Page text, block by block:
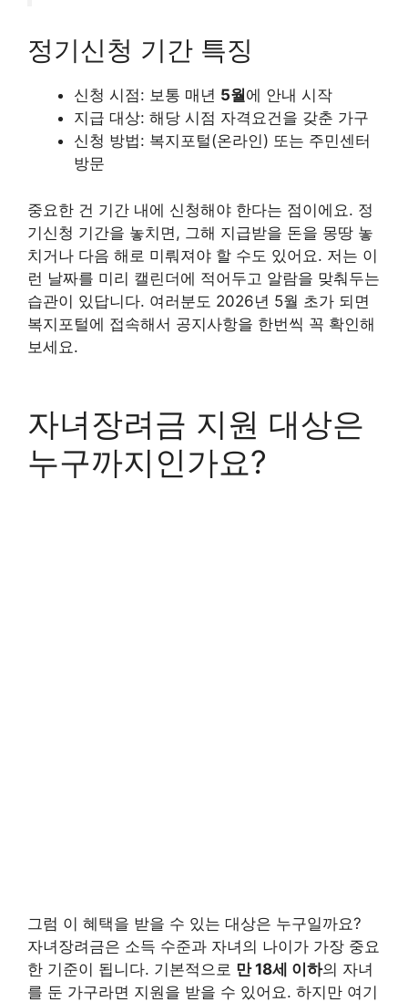
정기신청 기간 특징
신청 시점: 보통 매년 5월 에 안내 시작
지급 대상: 해당 시점 자격요건을 갖춘 가구
신청 방법: 복지포털(온라인) 또는 주민센터
방문
중요한 건 기간 내에 신청해야 한다는 점이에요. 정
기신청 기간을 놓치면, 그해 지급받을 돈을 몽땅 놓
치거나 다음 해로 미뤄져야 할 수도 있어요. 저는 이
런 날짜를 미리 캘린더에 적어두고 알람을 맞춰두는
습관이 있답니다. 여러분도 2026년 5월 초가 되면
복지포털에 접속해서 공지사항을 한번씩 꼭 확인해
보세요.
자녀장려금 지원 대상은
누구까지인가요?
그럼 이 혜택을 받을 수 있는 대상은 누구일까요?
자녀장려금은 소득 수준과 자녀의 나이가 가장 중요
한 기준이 됩니다. 기본적으로 만 18세 이하의 자녀
를 둔 가구라면 지원을 받을 수 있어요. 하지만 여기